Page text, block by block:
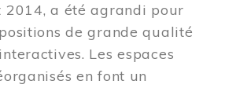
2014, a été agrandi pour
de grande qualité
Les espaces
en font un